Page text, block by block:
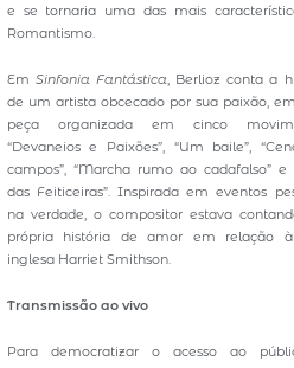
e se tornaria uma das mais
Romantismo.
Em Sinfonia Fantástica , Berlioz conta a
de um artista obcecado por sua paixão,
peça organizada em cinco
“Devaneios e Paixões”, “Um baile”,
campos”, “Marcha rumo ao cadafalso” e
das Feiticeiras”. Inspirada em eventos
na verdade, o compositor estava
própria história de amor em relação
inglesa Harriet Smithson.
Transmissão ao vivo
Para democratizar o acesso ao